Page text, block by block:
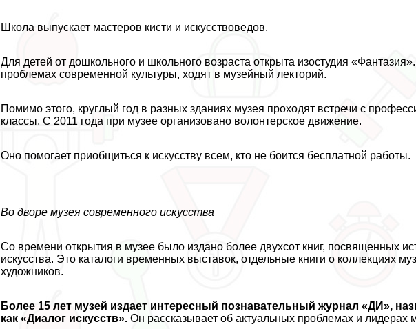
Школа выпускает мастеров кисти и искусствоведов.
Для детей от дошкольного и школьного возраста открыта изостудия
проблемах современной культуры, ходят в музейный лекторий.
Помимо этого, круглый год в разных зданиях музея проходят встречи с
классы. С 2011 года при музее организовано волонтерское движение.
Оно помогает приобщиться к искусству всем, кто не боится бесплатной работы.
Во дворе музея современного искусства
Со времени открытия в музее было издано более двухсот книг, посвященных
искусства. Это каталоги временных выставок, отдельные книги о коллекциях
художников.
Более 15 лет музей издает интересный познавательный журнал «ДИ»,
как «Диалог искусств». Он рассказывает об актуальных проблемах и лидерах